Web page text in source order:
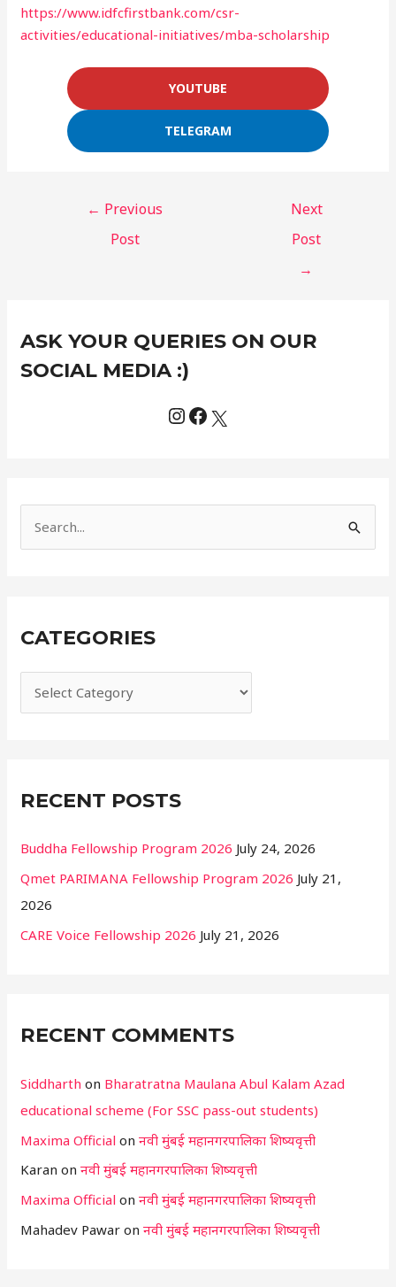
https://www.idfcfirstbank.com/csr-
activities/educational-initiatives/mba-scholarship
YOUTUBE
TELEGRAM
← Previous
Post
Next
Post
→
ASK YOUR QUERIES ON OUR
SOCIAL MEDIA :)
c
o
CATEGORIES
a
t
s
RECENT POSTS
Buddha Fellowship Program 2026 July 24, 2026
Qmet PARIMANA Fellowship Program 2026 July 21,
2026
CARE Voice Fellowship 2026 July 21, 2026
RECENT COMMENTS
Siddharth on Bharatratna Maulana Abul Kalam Azad
educational scheme (For SSC pass-out students)
Maxima Official onनवी मुंबई महानगरपालिका शिष्यवृत्ती
Karan onनवी मुंबई महानगरपालिका शिष्यवृत्ती
Maxima Official onनवी मुंबई महानगरपालिका शिष्यवृत्ती
Mahadev Pawar onनवी मुंबई महानगरपालिका शिष्यवृत्ती